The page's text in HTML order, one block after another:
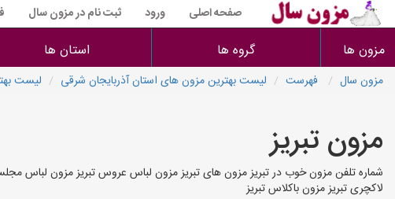
صفحه اصلی ورود ثبت نام در مزون سال
مزون ها گروه ها استان ها
مزون سال فهرست لیست بهترین مزون های استان آذربایجان شرقی لیست
مزون تبریز
شماره تلفن مزون خوب در تبریز مزون های تبریز مزون لباس عروس تبریز مزون لباس
لاکچری تبریز مزون باکلاس تبریز